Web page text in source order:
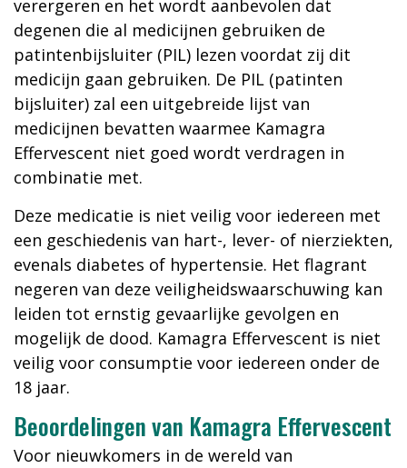
verergeren en het wordt aanbevolen dat
degenen die al medicijnen gebruiken de
patintenbijsluiter (PIL) lezen voordat zij dit
medicijn gaan gebruiken. De PIL (patinten
bijsluiter) zal een uitgebreide lijst van
medicijnen bevatten waarmee Kamagra
Effervescent niet goed wordt verdragen in
combinatie met.
Deze medicatie is niet veilig voor iedereen met
een geschiedenis van hart-, lever- of nierziekten,
evenals diabetes of hypertensie. Het flagrant
negeren van deze veiligheidswaarschuwing kan
leiden tot ernstig gevaarlijke gevolgen en
mogelijk de dood. Kamagra Effervescent is niet
veilig voor consumptie voor iedereen onder de
18 jaar.
Beoordelingen van Kamagra Effervescent
Voor nieuwkomers in de wereld van